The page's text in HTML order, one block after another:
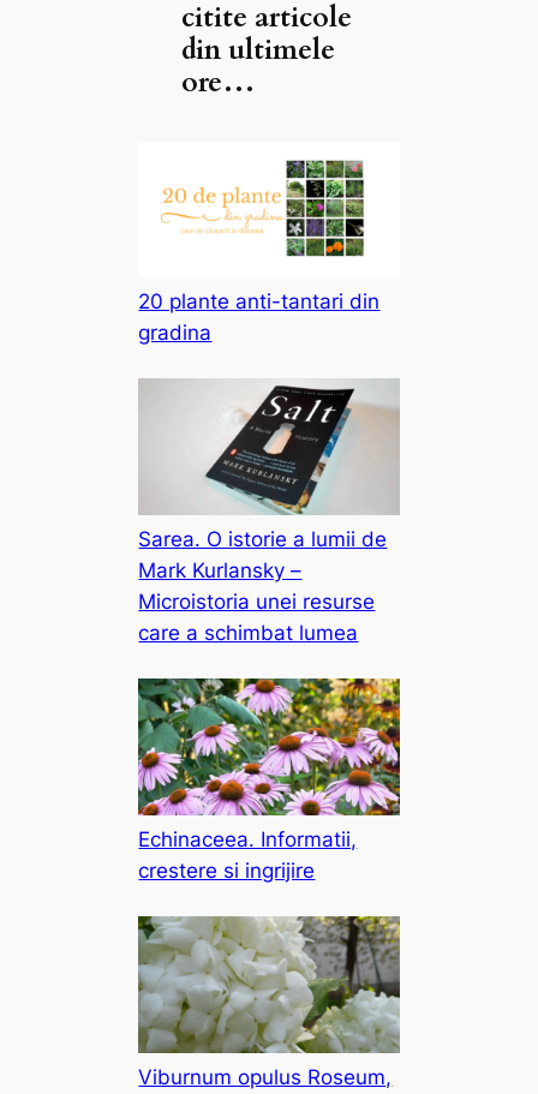
citite articole
din ultimele
ore…
20 plante anti-tantari din
gradina
Sarea. O istorie a lumii de
Mark Kurlansky –
Microistoria unei resurse
care a schimbat lumea
Echinaceea. Informatii,
crestere si ingrijire
Viburnum opulus Roseum,